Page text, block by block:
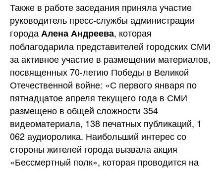
Также в работе заседания приняла участие
руководитель пресс-службы администрации
городаАлена Андреева, которая
поблагодарила представителей городских СМИ
за активное участие в размещении материалов,
посвященных 70-летию Победы в Великой
Отечественной войне: «С первого января по
пятнадцатое апреля текущего года в СМИ
размещено в общей сложности 354
видеоматериала, 138 печатных публикаций, 1
062 аудиоролика. Наибольший интерес со
стороны жителей города вызвала акция
«Бессмертный полк», которая проводится на